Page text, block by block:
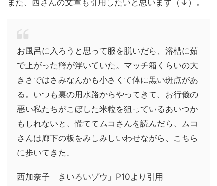
また、西さんの文章も引用したいと思います（↓）。
お風呂に入ろうと思って服を脱いだら、浴槽に茹
で上がった蟹が浮いていた。マッチ箱くらいの大
きさではさみなんかも小さくて体に黒い斑点があ
る。いつも裏の用水路からやってきて、お行儀の
悪い私たちがこぼした米粒を狙っているあいつか
もしれないと、慌ててムコさんを読んだら、ムコ
さんは廊下の板をみしみしいわせながら、こちら
に歩いてきた。
西加奈子「きいろいゾウ」P10より引用